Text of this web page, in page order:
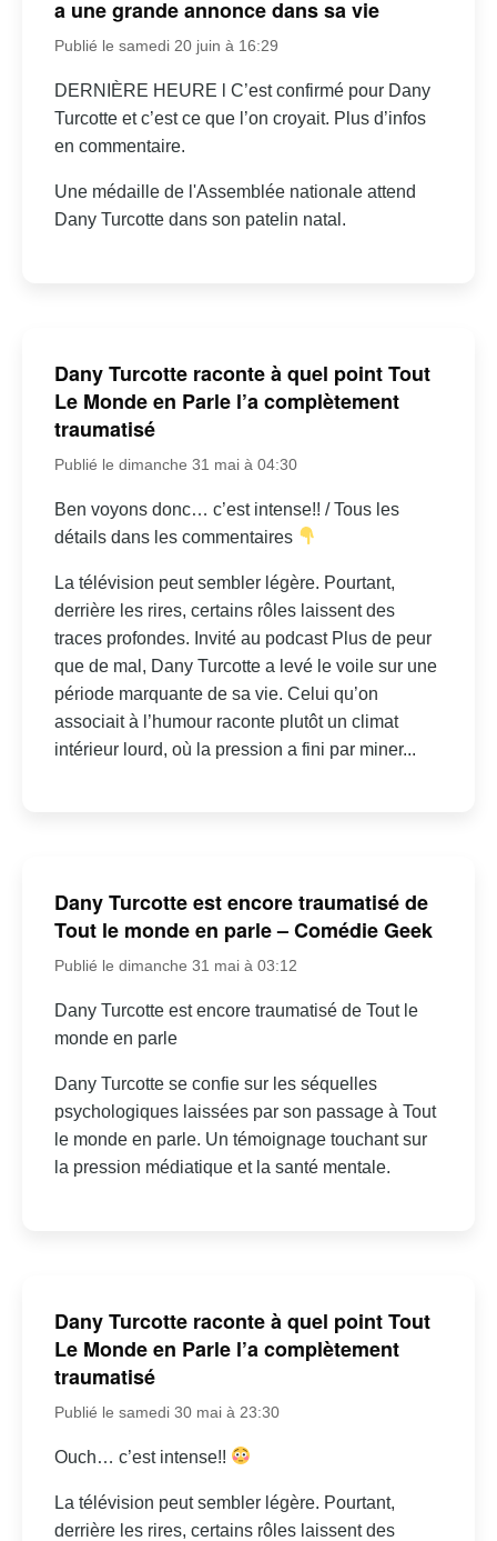
a une grande annonce dans sa vie
Publié le samedi 20 juin à 16:29
DERNIÈRE HEURE l C’est confirmé pour Dany
Turcotte et c’est ce que l’on croyait. Plus d’infos
en commentaire.
Une médaille de l'Assemblée nationale attend
Dany Turcotte dans son patelin natal.
Dany Turcotte raconte à quel point Tout
Le Monde en Parle l’a complètement
traumatisé
Publié le dimanche 31 mai à 04:30
Ben voyons donc… c’est intense!! / Tous les
détails dans les commentaires
La télévision peut sembler légère. Pourtant,
derrière les rires, certains rôles laissent des
traces profondes. Invité au podcast Plus de peur
que de mal, Dany Turcotte a levé le voile sur une
période marquante de sa vie. Celui qu’on
associait à l’humour raconte plutôt un climat
intérieur lourd, où la pression a fini par miner...
Dany Turcotte est encore traumatisé de
Tout le monde en parle – Comédie Geek
Publié le dimanche 31 mai à 03:12
Dany Turcotte est encore traumatisé de Tout le
monde en parle
Dany Turcotte se confie sur les séquelles
psychologiques laissées par son passage à Tout
le monde en parle. Un témoignage touchant sur
la pression médiatique et la santé mentale.
Dany Turcotte raconte à quel point Tout
Le Monde en Parle l’a complètement
traumatisé
Publié le samedi 30 mai à 23:30
Ouch… c’est intense!!
La télévision peut sembler légère. Pourtant,
derrière les rires, certains rôles laissent des